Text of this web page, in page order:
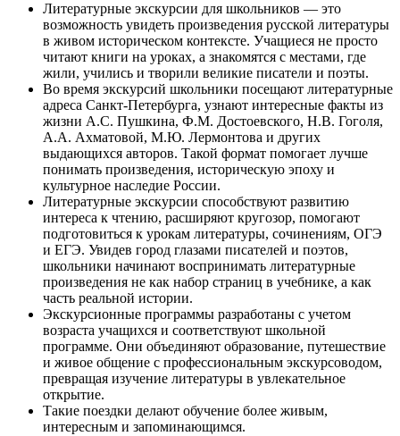
Литературные экскурсии для школьников — это
возможность увидеть произведения русской литературы
в живом историческом контексте. Учащиеся не просто
читают книги на уроках, а знакомятся с местами, где
жили, учились и творили великие писатели и поэты.
Во время экскурсий школьники посещают литературные
адреса Санкт-Петербурга, узнают интересные факты из
жизни А.С. Пушкина, Ф.М. Достоевского, Н.В. Гоголя,
А.А. Ахматовой, М.Ю. Лермонтова и других
выдающихся авторов. Такой формат помогает лучше
понимать произведения, историческую эпоху и
культурное наследие России.
Литературные экскурсии способствуют развитию
интереса к чтению, расширяют кругозор, помогают
подготовиться к урокам литературы, сочинениям, ОГЭ
и ЕГЭ. Увидев город глазами писателей и поэтов,
школьники начинают воспринимать литературные
произведения не как набор страниц в учебнике, а как
часть реальной истории.
Экскурсионные программы разработаны с учетом
возраста учащихся и соответствуют школьной
программе. Они объединяют образование, путешествие
и живое общение с профессиональным экскурсоводом,
превращая изучение литературы в увлекательное
открытие.
Такие поездки делают обучение более живым,
интересным и запоминающимся.